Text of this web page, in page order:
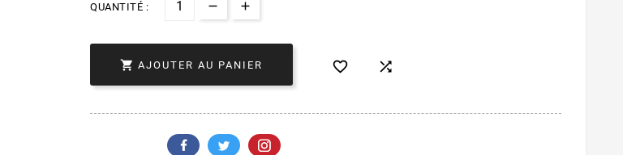
QUANTITÉ :
 AJOUTER AU PANIER  